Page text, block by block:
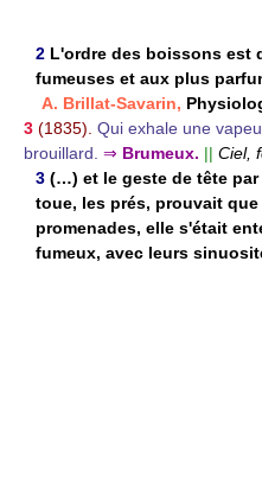
2 L'ordre des boissons est
fumeuses et aux plus
A. Brillat-Savarin,
3 (1835). Qui exhale une
brouillard. ⇒ Brumeux. || Ciel,
3 (…) et le geste de tête
toue, les prés, prouvait
promenades, elle s'était
fumeux, avec leurs